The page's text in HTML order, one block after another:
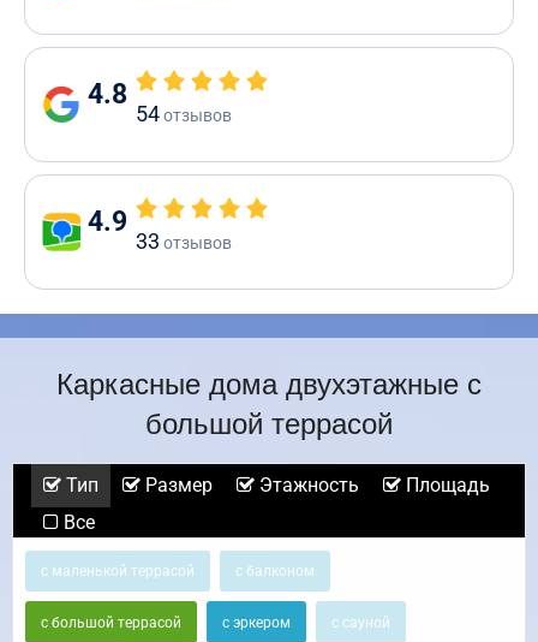
4.8
54отзывов
4.9
33 отзывов
Каркасные дома двухэтажные с
большой террасой
Тип Размер Этажность
Площадь
Все
с маленькой террасой с балконом
с большой террасой с эркером с сауной